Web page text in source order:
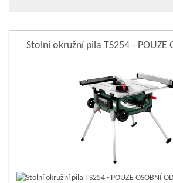
Stolní okružní pila TS254 - POUZE